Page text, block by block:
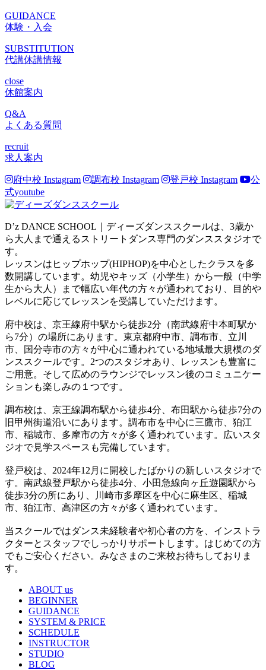
GUIDANCE
体験・入会
SUBSTITUTION
代講休講情報
close
休館案内
Q&A
よくある質問
recruit
求人案内
府中校 Instagram 調布校 Instagram 登戸校 Instagram
公
式youtube
D’z DANCE SCHOOL｜ディーズダンススクールは、3歳か
ら大人まで通えるストリートダンス専門のダンススタジオで
す。
レッスンはヒップホップ(HIPHOP)を中心としたクラスを多
数開講しています。幼児やキッズ（小学生）から一般（中学
生から大人）まで幅広い年代の方々が通われており、目的や
レベルに応じてレッスンを受講していただけます。
府中校は、京王線府中駅から徒歩2分（南武線府中本町駅か
ら7分）の場所にあります。東京都府中市、調布市、立川
市、国分寺市の方々が中心に通われている地域最大規模のダ
ンススクールです。2つのスタジオあり、レッスンも豊富に
ご用意。そして広めのラウンジでレッスン後のコミュニケー
ションも楽しみの１つです。
調布校は、京王線調布駅から徒歩4分、布田駅から徒歩7分の
旧甲州街道沿いにあります。調布市を中心に三鷹市、狛江
市、稲城市、多摩市の方々が多く通われています。広いスタ
ジオで見学スペースも完備しています。
登戸校は、2024年12月に開校したばかりの新しいスタジオで
す。南武線登戸駅から徒歩4分、小田急線向ヶ丘遊園駅から
徒歩3分の所にあり、川崎市多摩区を中心に麻生区、稲城
市、狛江市、高津区の方々が多く通われています。
当スクールではダンス未経験者や初心者の方を、インストラ
クターとスタッフでしっかりサポートします。はじめての方
でもご安心ください。みなさまのご来校お待ちしておりま
す。
ABOUT us
BEGINNER
GUIDANCE
SYSTEM & PRICE
SCHEDULE
INSTRUCTOR
STUDIO
BLOG